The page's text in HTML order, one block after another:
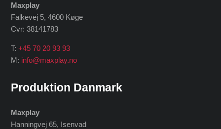
Maxplay
Falkevej 5, 4600 Køge
Cvr: 38141783
T:+45 70 20 93 93
M: info@maxplay.no
Produktion Danmark
Maxplay
Hanningvej 65, Isenvad